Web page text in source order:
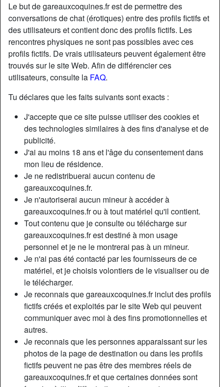
Le but de gareauxcoquines.fr est de permettre des
conversations de chat (érotiques) entre des profils fictifs et
des utilisateurs et contient donc des profils fictifs. Les
rencontres physiques ne sont pas possibles avec ces
profils fictifs. De vrais utilisateurs peuvent également être
trouvés sur le site Web. Afin de différencier ces
utilisateurs, consulte la FAQ.
Tu déclares que les faits suivants sont exacts :
J'accepte que ce site puisse utiliser des cookies et
des technologies similaires à des fins d'analyse et de
publicité.
J'ai au moins 18 ans et l'âge du consentement dans
mon lieu de résidence.
Je ne redistribuerai aucun contenu de
gareauxcoquines.fr.
Je n'autoriserai aucun mineur à accéder à
gareauxcoquines.fr ou à tout matériel qu'il contient.
Tout contenu que je consulte ou télécharge sur
gareauxcoquines.fr est destiné à mon usage
personnel et je ne le montrerai pas à un mineur.
Je n'ai pas été contacté par les fournisseurs de ce
matériel, et je choisis volontiers de le visualiser ou de
le télécharger.
Je reconnais que gareauxcoquines.fr inclut des profils
fictifs créés et exploités par le site Web qui peuvent
communiquer avec moi à des fins promotionnelles et
autres.
Je reconnais que les personnes apparaissant sur les
photos de la page de destination ou dans les profils
fictifs peuvent ne pas être des membres réels de
gareauxcoquines.fr et que certaines données sont
starAjouter chatDiscuter !
Nickname:
Tysmémusclé
Âge:
22
Pays:
Département:
Val-de-Marne
Sexe:
Homme
Relation:
Célibataire